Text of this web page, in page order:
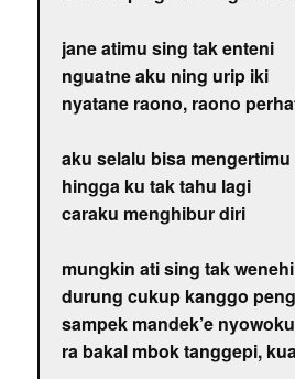
jane atimu sing tak enteni
nguatne aku ning urip iki
nyatane raono, raono
aku selalu bisa mengertimu
hingga ku tak tahu lagi
caraku menghibur diri
mungkin ati sing tak wenehi
durung cukup kanggo
sampek mandek’e nyowoku
ra bakal mbok tanggepi,